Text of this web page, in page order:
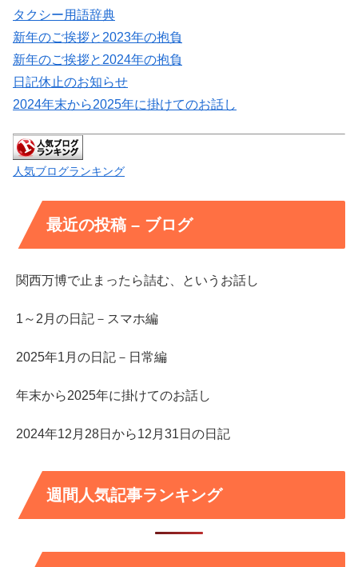
タクシー用語辞典
新年のご挨拶と2023年の抱負
新年のご挨拶と2024年の抱負
日記休止のお知らせ
2024年末から2025年に掛けてのお話し
人気ブログランキング
最近の投稿 – ブログ
関西万博で止まったら詰む、というお話し
1～2月の日記－スマホ編
2025年1月の日記－日常編
年末から2025年に掛けてのお話し
2024年12月28日から12月31日の日記
週間人気記事ランキング